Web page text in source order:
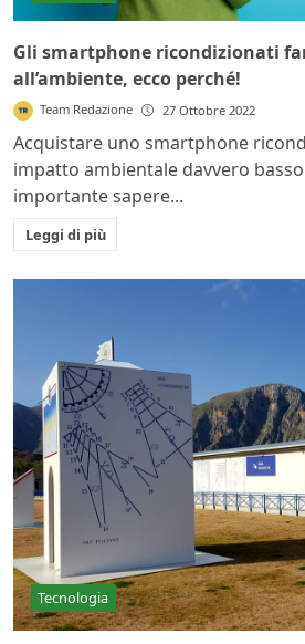
Gli smartphone ricondizionati
all’ambiente, ecco perché!
Team Redazione 27 Ottobre 2022
Acquistare uno smartphone
impatto ambientale davvero
importante sapere...
Leggi di più
Tecnologia